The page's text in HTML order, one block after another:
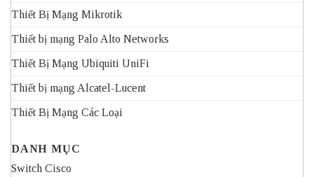
Thiết Bị Mạng Mikrotik
Thiết bị mạng Palo Alto Networks
Thiết Bị Mạng Ubiquiti UniFi
Thiết bị mạng Alcatel-Lucent
Thiết Bị Mạng Các Loại
DANH MỤC
Switch Cisco